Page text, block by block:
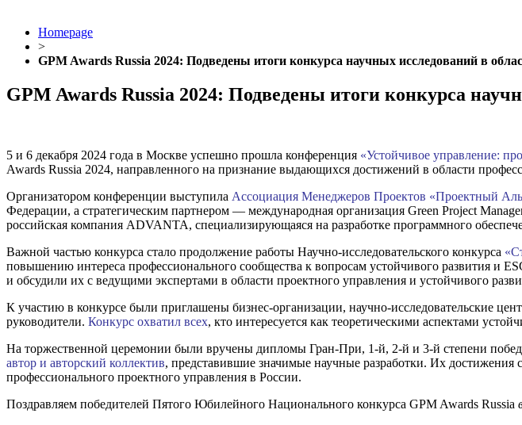
Homepage
>
GPM Awards Russia 2024: Подведены итоги конкурса научных исследований в
GPM Awards Russia 2024: Подведены итоги конкурса
5 и 6 декабря 2024 года в Москве успешно прошла конференция «Устойчивое управление:
Awards Russia 2024, направленного на признание выдающихся достижений в области
Организатором конференции выступила Ассоциация Менеджеров Проектов «Проектный
Федерации, а стратегическим партнером — международная организация Green Project
российская компания ADVANTA, специализирующаяся на разработке программного
Важной частью конкурса стало продолжение работы Научно-исследовательского конкурса
повышению интереса профессионального сообщества к вопросам устойчивого развития и
и обсудили их с ведущими экспертами в области проектного управления и устойчивого
К участию в конкурсе были приглашены бизнес-организации, научно-исследовательские
руководители. Конкурс охватил всех, кто интересуется как теоретическими аспектами
На торжественной церемонии были вручены дипломы Гран-При, 1-й, 2-й и 3-й степени
автор и авторский коллектив, представившие значимые научные разработки. Их
профессионального проектного управления в России.
Поздравляем победителей Пятого Юбилейного Национального конкурса GPM Awards Russia